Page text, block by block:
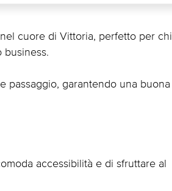
cuore di Vittoria, perfetto per chi
business.
passaggio, garantendo una buona
accessibilità e di sfruttare al